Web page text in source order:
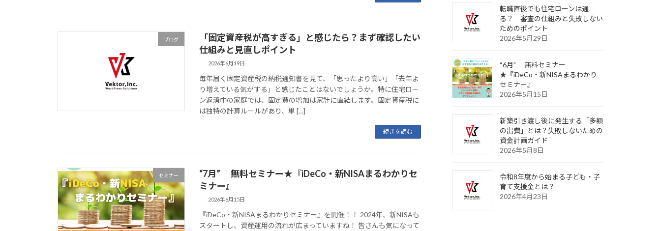
ブログ
「固定資産税が高すぎる」と感じたら？まず確認したい
仕組みと見直しポイント
2026年6月19日
毎年届く固定資産税の納税通知書を見て、「思ったより高い」「去年よ
り増えている気がする」と感じたことはないでしょうか。特に住宅ロー
ン返済中の家庭では、固定費の増加は家計に直結します。固定資産税に
は独特の計算ルールがあり、単 […]
続きを読む
セミナー
“7月” 無料セミナー★『iDeCo・新NISAまるわかりセ
ミナー』
2026年6月15日
『iDeCo・新NISAまるわかりセミナー』を開催！！ 2024年、新NISAも
スタートし、資産運用の流れが広まっていますね！ 皆さんも気になって
転職直後でも住宅ローンは通
る？ 審査の仕組みと失敗しない
ためのポイント
2026年5月29日
“6月” 無料セミナー
★『iDeCo・新NISAまるわかり
セミナー』
2026年5月15日
新築引き渡し後に発生する「多額
の出費」とは？失敗しないための
資金計画ガイド
2026年5月8日
令和8年度から始まる子ども・子
育て支援金とは？
2026年4月23日